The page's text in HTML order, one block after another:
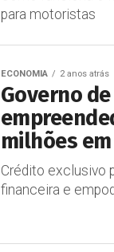
para motoristas
ECONOMIA 2 anos atrás
Governo
milhões
Crédito exclusivo
financeira e